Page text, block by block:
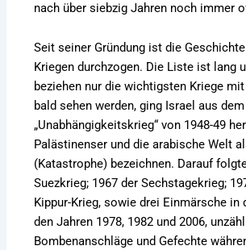
nach über siebzig Jahren noch immer
Seit seiner Gründung ist die
Kriegen durchzogen. Die Liste ist lang
beziehen nur die wichtigsten Kriege
bald sehen werden, ging Israel aus
„Unabhängigkeitskrieg“ von 1948-49
Palästinenser und die arabische Welt
(Katastrophe) bezeichnen. Darauf
Suezkrieg; 1967 der Sechstagekrieg;
Kippur-Krieg, sowie drei Einmärsche in
den Jahren 1978, 1982 und 2006,
Bombenanschläge und Gefechte